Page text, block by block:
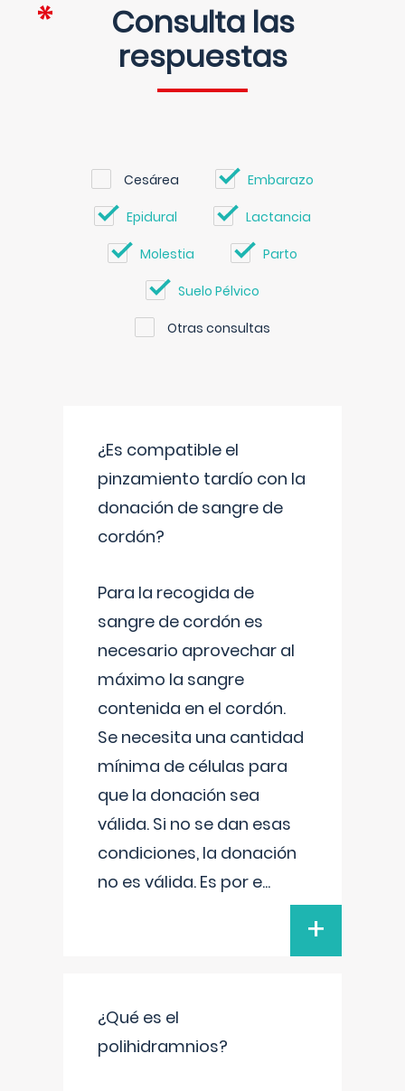
Consulta las
respuestas
Cesárea Embarazo
Epidural Lactancia
Molestia Parto
Suelo Pélvico
Otras consultas
¿Es compatible el
pinzamiento tardío con la
donación de sangre de
cordón?
Para la recogida de
sangre de cordón es
necesario aprovechar al
máximo la sangre
contenida en el cordón.
Se necesita una cantidad
mínima de células para
que la donación sea
válida. Si no se dan esas
condiciones, la donación
no es válida. Es por e...
+
¿Qué es el
polihidramnios?